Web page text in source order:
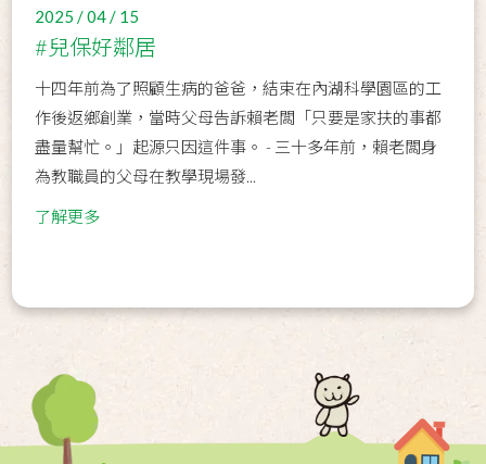
2025 / 04 / 15
#兒保好鄰居
十四年前為了照顧生病的爸爸，結束在內湖科學園區的工
作後返鄉創業，當時父母告訴賴老闆「只要是家扶的事都
盡量幫忙。」起源只因這件事。 - 三十多年前，賴老闆身
為教職員的父母在教學現場發...
了解更多